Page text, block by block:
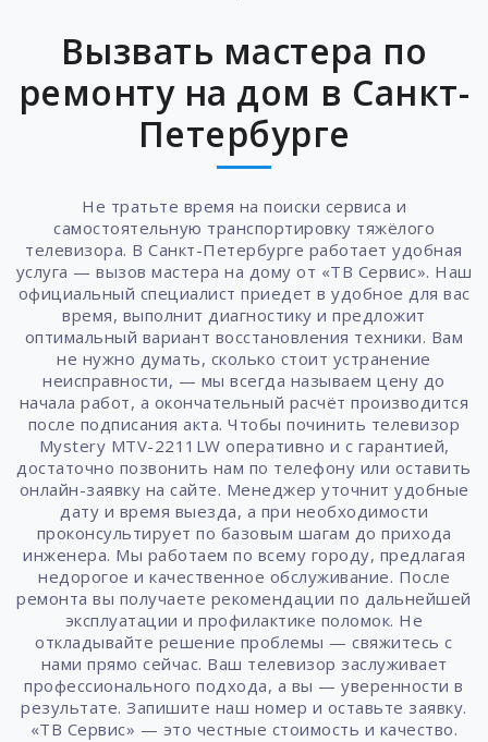
Вызвать мастера по
ремонту на дом в Санкт-
Петербурге
Не тратьте время на поиски сервиса и
самостоятельную транспортировку тяжёлого
телевизора. В Санкт-Петербурге работает удобная
услуга — вызов мастера на дому от «ТВ Сервис». Наш
официальный специалист приедет в удобное для вас
время, выполнит диагностику и предложит
оптимальный вариант восстановления техники. Вам
не нужно думать, сколько стоит устранение
неисправности, — мы всегда называем цену до
начала работ, а окончательный расчёт производится
после подписания акта. Чтобы починить телевизор
Mystery MTV-2211LW оперативно и с гарантией,
достаточно позвонить нам по телефону или оставить
онлайн-заявку на сайте. Менеджер уточнит удобные
дату и время выезда, а при необходимости
проконсультирует по базовым шагам до прихода
инженера. Мы работаем по всему городу, предлагая
недорогое и качественное обслуживание. После
ремонта вы получаете рекомендации по дальнейшей
эксплуатации и профилактике поломок. Не
откладывайте решение проблемы — свяжитесь с
нами прямо сейчас. Ваш телевизор заслуживает
профессионального подхода, а вы — уверенности в
результате. Запишите наш номер и оставьте заявку.
«ТВ Сервис» — это честные стоимость и качество.